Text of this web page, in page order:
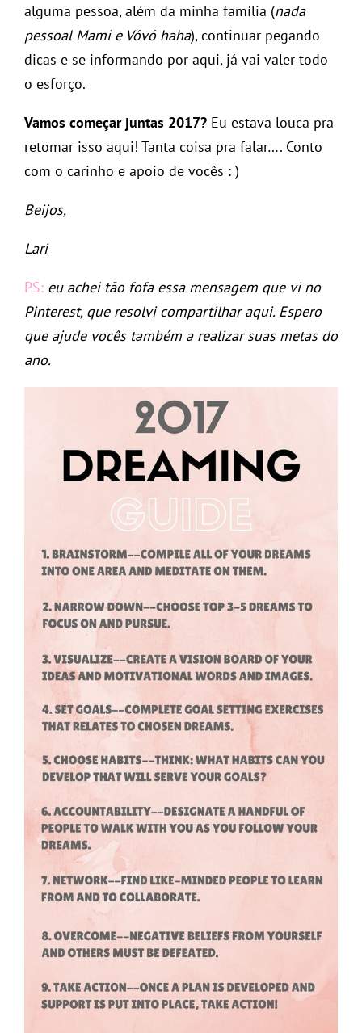
alguma pessoa, além da minha família (nada
pessoal Mami e Vóvó haha), continuar pegando
dicas e se informando por aqui, já vai valer todo
o esforço.
Vamos começar juntas 2017? Eu estava louca pra
retomar isso aqui! Tanta coisa pra falar…. Conto
com o carinho e apoio de vocês : )
Beijos,
Lari
PS: eu achei tão fofa essa mensagem que vi no
Pinterest, que resolvi compartilhar aqui. Espero
que ajude vocês também a realizar suas metas do
ano.